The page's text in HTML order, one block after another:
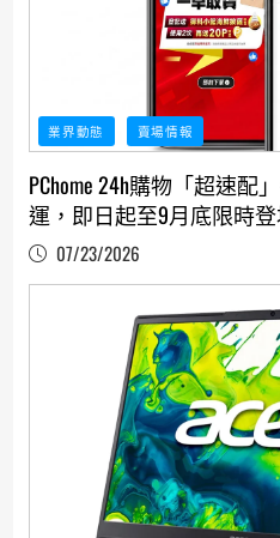
業界動態 賣場情報
PChome 24h購物「超速配
運，即日起至9月底限時
貨更省更快
07/23/2026